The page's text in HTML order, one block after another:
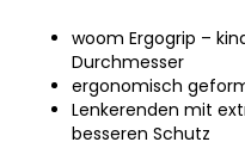
woom Ergogrip –
Durchmesser
ergonomisch
Lenkerenden mit
besseren Schutz